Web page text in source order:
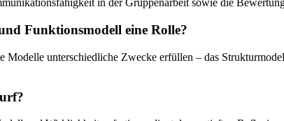
in der Gruppenarbeit sowie die
Funktionsmodell eine Rolle?
Modelle unterschiedliche Zwecke erfüllen – das